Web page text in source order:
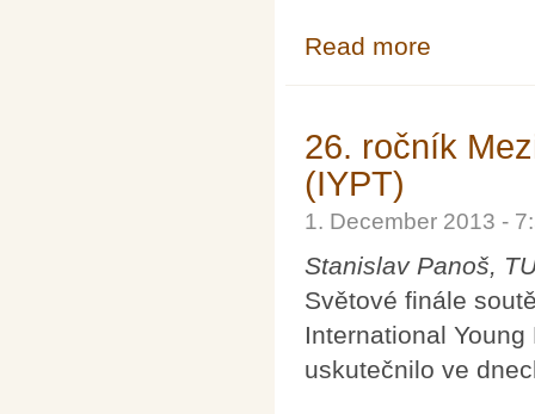
Read more
26. ročník
(IYPT)
1. December 2013 -
Stanislav Panoš,
Světové finále
International Young
uskutečnilo ve